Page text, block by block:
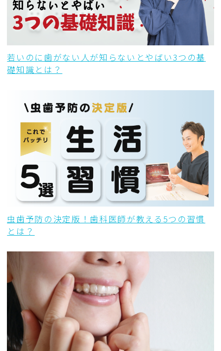
若いのに歯がない人が知らないとやばい3つの基
礎知識とは？
虫歯予防の決定版！歯科医師が教える5つの習慣
とは？